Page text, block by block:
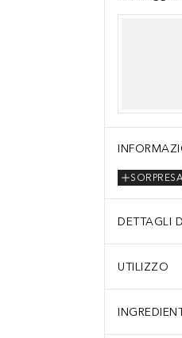
SORPRESA
DETTAGLI
UTILIZZO